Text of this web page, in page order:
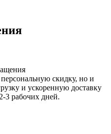
скидку, но и
и ускоренную доставку
3 рабочих дней.